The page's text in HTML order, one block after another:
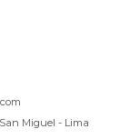
Miguel - Lima